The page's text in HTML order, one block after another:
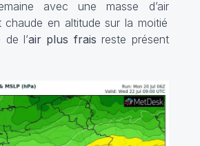
avec une masse d’air
chaude en altitude sur la moitié
de l’air plus frais reste présent